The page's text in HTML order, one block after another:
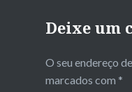
Deixe um
O seu endereço
marcados com *